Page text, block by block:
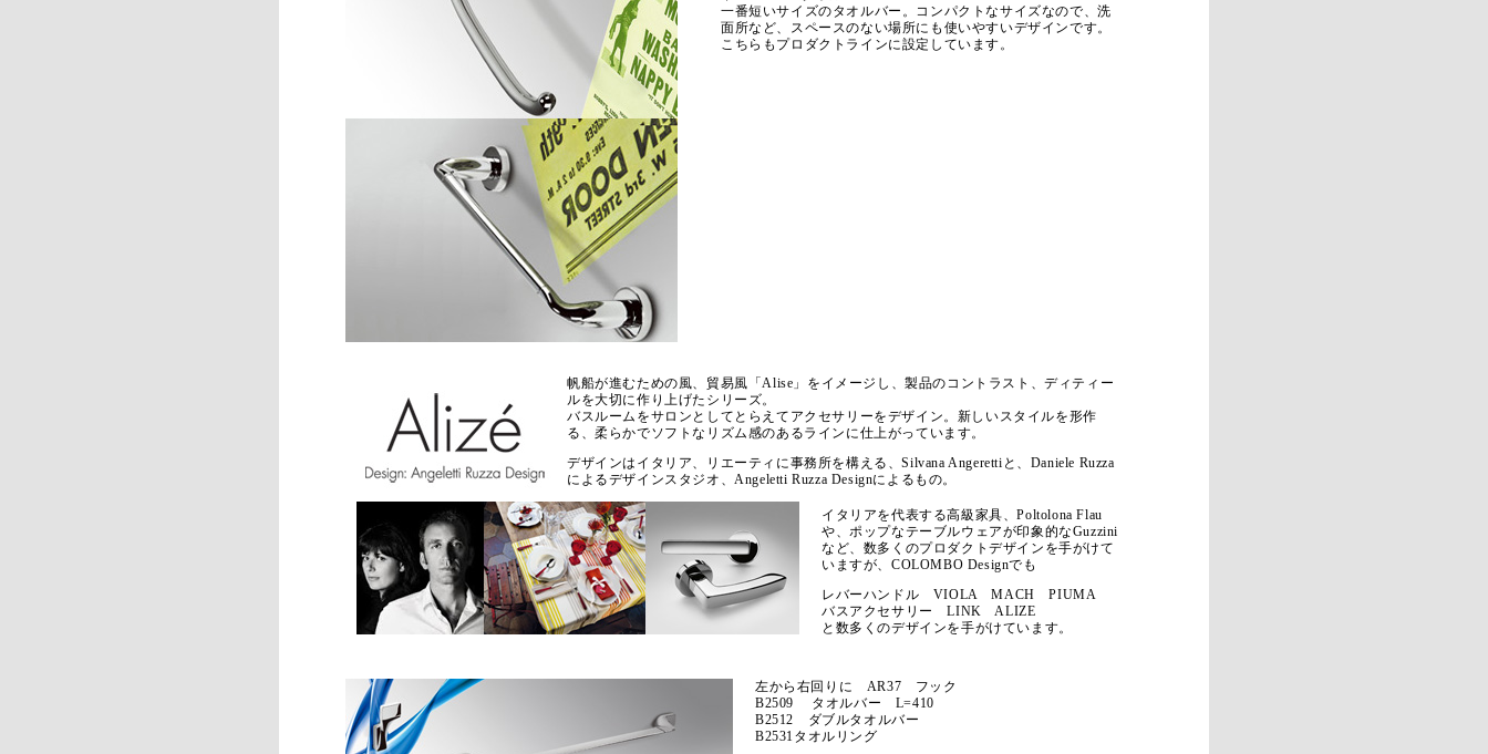
一番短いサイズのタオルバー。コンパクトなサイズなので、洗
面所など、スペースのない場所にも使いやすいデザインです。
こちらもプロダクトラインに設定しています。
帆船が進むための風、貿易風「Alise」をイメージし、製品のコントラスト、ディティー
ルを大切に作り上げたシリーズ。
バスルームをサロンとしてとらえてアクセサリーをデザイン。新しいスタイルを形作
る、柔らかでソフトなリズム感のあるラインに仕上がっています。
デザインはイタリア、リエーティに事務所を構える、Silvana Angerettiと、Daniele Ruzza
によるデザインスタジオ、Angeletti Ruzza Designによるもの。
イタリアを代表する高級家具、Poltolona Flau
や、ポップなテーブルウェアが印象的なGuzzini
など、数多くのプロダクトデザインを手がけて
いますが、COLOMBO Designでも
レバーハンドル VIOLA MACH PIUMA
バスアクセサリー LINK ALIZE
と数多くのデザインを手がけています。
左から右回りに AR37 フック
B2509 タオルバー L=410
B2512 ダブルタオルバー
B2531タオルリング